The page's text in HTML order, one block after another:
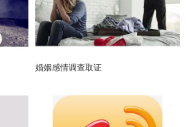
婚姻感情调查取证